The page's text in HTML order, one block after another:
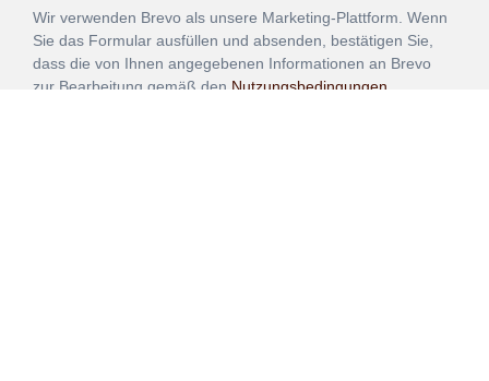
Wir verwenden Brevo als unsere Marketing-Plattform. Wenn
Sie das Formular ausfüllen und absenden, bestätigen Sie,
dass die von Ihnen angegebenen Informationen an Brevo
zur Bearbeitung gemäß den Nutzungsbedingungen